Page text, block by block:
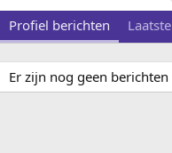
Profiel berichten
Er zijn nog geen